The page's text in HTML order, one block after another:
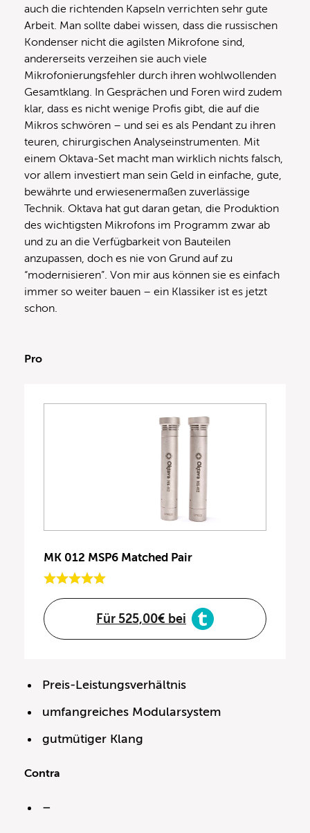
auch die richtenden Kapseln verrichten sehr gute
Arbeit. Man sollte dabei wissen, dass die russischen
Kondenser nicht die agilsten Mikrofone sind,
andererseits verzeihen sie auch viele
Mikrofonierungsfehler durch ihren wohlwollenden
Gesamtklang. In Gesprächen und Foren wird zudem
klar, dass es nicht wenige Profis gibt, die auf die
Mikros schwören – und sei es als Pendant zu ihren
teuren, chirurgischen Analyseinstrumenten. Mit
einem Oktava-Set macht man wirklich nichts falsch,
vor allem investiert man sein Geld in einfache, gute,
bewährte und erwiesenermaßen zuverlässige
Technik. Oktava hat gut daran getan, die Produktion
des wichtigsten Mikrofons im Programm zwar ab
und zu an die Verfügbarkeit von Bauteilen
anzupassen, doch es nie von Grund auf zu
“modernisieren”. Von mir aus können sie es einfach
immer so weiter bauen – ein Klassiker ist es jetzt
schon.
Pro
MK 012 MSP6 Matched Pair
Für 525,00€ bei
Preis-Leistungsverhältnis
umfangreiches Modularsystem
gutmütiger Klang
Contra
–